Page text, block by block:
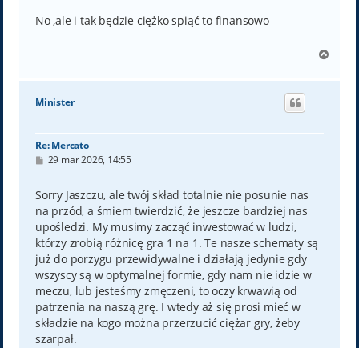
t
No ,ale i tak będzie ciężko spiąć to finansowo
g
Minister
Re: Mercato
P
t
29 mar 2026, 14:55
Sorry Jaszczu, ale twój skład totalnie nie posunie nas
na przód, a śmiem twierdzić, że jeszcze bardziej nas
upośledzi. My musimy zacząć inwestować w ludzi,
którzy zrobią różnicę gra 1 na 1. Te nasze schematy są
już do porzygu przewidywalne i działają jedynie gdy
wszyscy są w optymalnej formie, gdy nam nie idzie w
meczu, lub jesteśmy zmęczeni, to oczy krwawią od
patrzenia na naszą grę. I wtedy aż się prosi mieć w
składzie na kogo można przerzucić ciężar gry, żeby
szarpał.